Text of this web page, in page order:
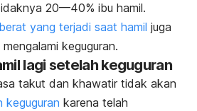
20—40% ibu hamil.
yang terjadi saat hamil juga
keguguran.
lagi setelah keguguran
takut dan khawatir tidak akan
keguguran karena telah